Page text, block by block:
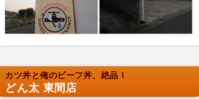
カツ丼と俺のビーフ丼、絶品！
どん太 東間店